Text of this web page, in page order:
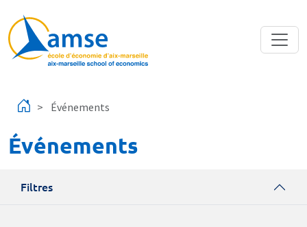
Événements
Événements
Filtres